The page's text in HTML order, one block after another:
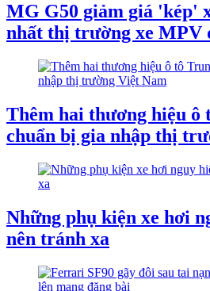
MG G50 giảm giá 'kép'
nhất thị trường xe MPV
Thêm hai thương hiệu ô
chuẩn bị gia nhập thị
Những phụ kiện xe hơi
nên tránh xa